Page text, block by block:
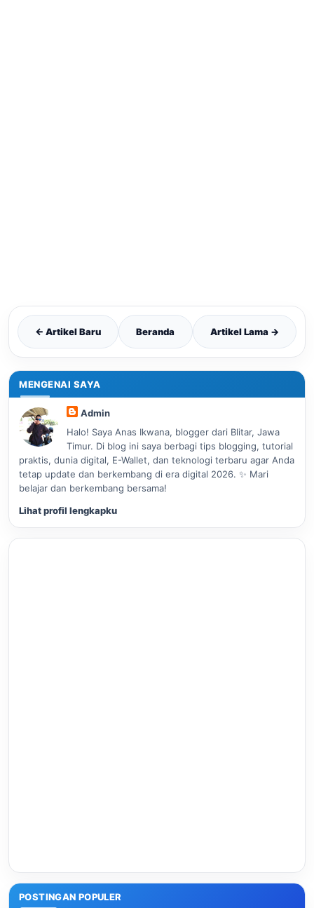
← Artikel Baru Beranda Artikel Lama →
MENGENAI SAYA
Admin
Halo! Saya Anas Ikwana, blogger dari Blitar, Jawa
Timur. Di blog ini saya berbagi tips blogging, tutorial
praktis, dunia digital, E-Wallet, dan teknologi terbaru agar Anda
tetap update dan berkembang di era digital 2026. ✨ Mari
belajar dan berkembang bersama!
Lihat profil lengkapku
POSTINGAN POPULER